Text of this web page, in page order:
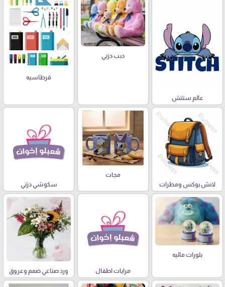
عالم ستتش
دبب دزني
قرطاسيه
لانش بوكس ومطرات
مجات
سكوشي دزني
بلورات مائيه
مرايات اطفال ورد صناعي ضمم وعروق